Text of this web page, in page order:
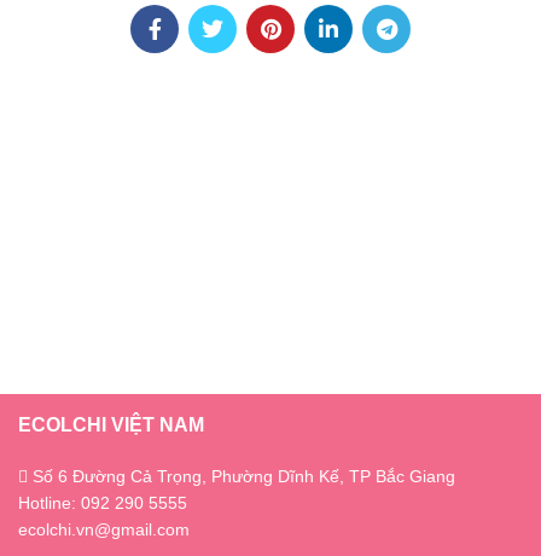
ECOLCHI VIỆT NAM
Số 6 Đường Cả Trọng, Phường Dĩnh Kế, TP Bắc Giang
Hotline: 092 290 5555
ecolchi.vn@gmail.com